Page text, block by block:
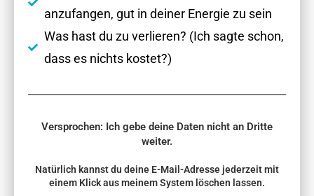
anzufangen, gut in deiner Energie zu sein
Was hast du zu verlieren? (Ich sagte schon,
dass es nichts kostet?)
Versprochen: Ich gebe deine Daten nicht an Dritte
weiter.
Natürlich kannst du deine E-Mail-Adresse jederzeit mit
einem Klick aus meinem System löschen lassen.